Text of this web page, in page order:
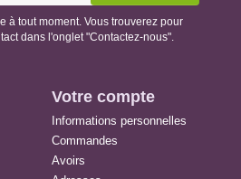
à tout moment. Vous trouverez pour
dans l'onglet "Contactez-nous".
Votre compte
Informations personnelles
Commandes
Avoirs